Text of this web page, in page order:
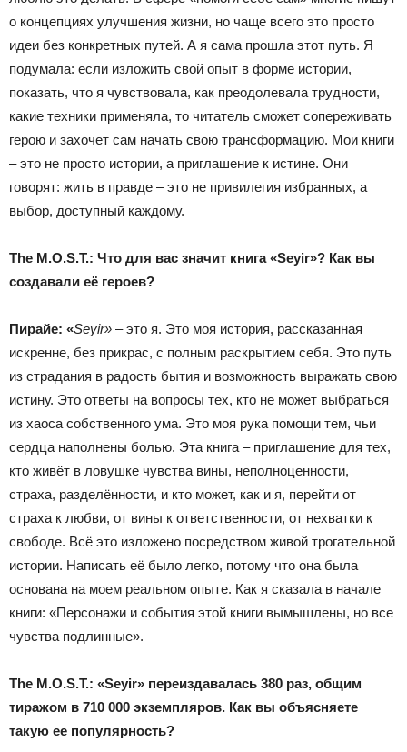
о концепциях улучшения жизни, но чаще всего это просто
идеи без конкретных путей. А я сама прошла этот путь. Я
подумала: если изложить свой опыт в форме истории,
показать, что я чувствовала, как преодолевала трудности,
какие техники применяла, то читатель сможет сопереживать
герою и захочет сам начать свою трансформацию. Мои книги
– это не просто истории, а приглашение к истине. Они
говорят: жить в правде – это не привилегия избранных, а
выбор, доступный каждому.
The M.O.S.T.: Что для вас значит книга«Seyir»? Как вы
создавали её героев?
Пирайе: «Seyir» – это я. Это моя история, рассказанная
искренне, без прикрас, с полным раскрытием себя. Это путь
из страдания в радость бытия и возможность выражать свою
истину. Это ответы на вопросы тех, кто не может выбраться
из хаоса собственного ума. Это моя рука помощи тем, чьи
сердца наполнены болью. Эта книга – приглашение для тех,
кто живёт в ловушке чувства вины, неполноценности,
страха, разделённости, и кто может, как и я, перейти от
страха к любви, от вины к ответственности, от нехватки к
свободе. Всё это изложено посредством живой трогательной
истории. Написать её было легко, потому что она была
основана на моем реальном опыте. Как я сказала в начале
книги: «Персонажи и события этой книги вымышлены, но все
чувства подлинные».
The M.O.S.T.: «Seyir» переиздавалась 380 раз, общим
тиражом в 710 000 экземпляров. Как вы объясняете
такую ее популярность?